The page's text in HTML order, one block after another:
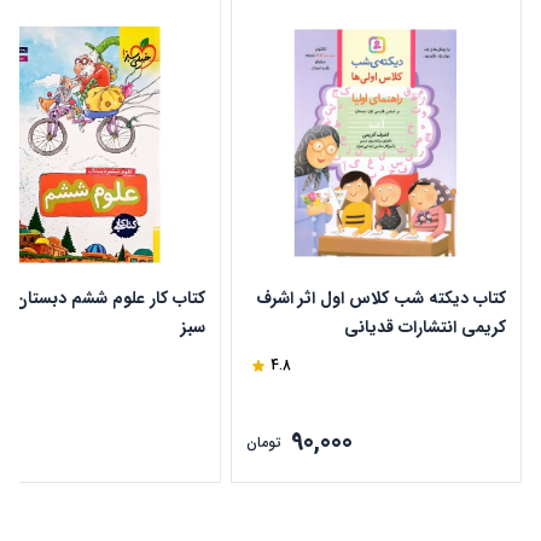
کتاب دیکته شب کلاس اول اثر اشرف
کریمی انتشارات قدیانی
4.8
90,000 تومان
کتاب کار علوم ششم دبستان
سبز